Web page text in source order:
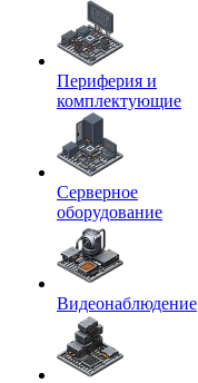
Периферия и
комплектующие
Серверное
оборудование
Видеонаблюдение